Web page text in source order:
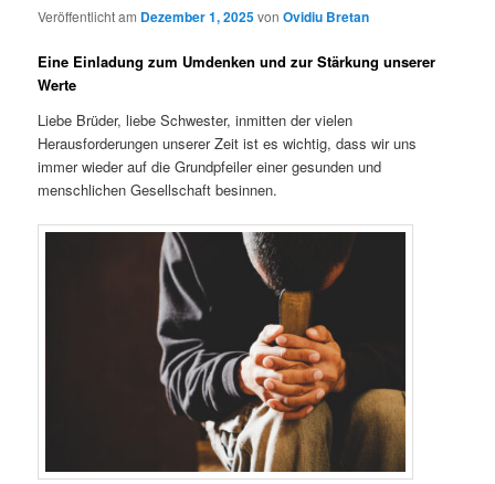
Veröffentlicht am Dezember 1, 2025vonOvidiu Bretan
Eine Einladung zum Umdenken und zur Stärkung unserer
Werte
Liebe Brüder, liebe Schwester, inmitten der vielen
Herausforderungen unserer Zeit ist es wichtig, dass wir uns
immer wieder auf die Grundpfeiler einer gesunden und
menschlichen Gesellschaft besinnen.